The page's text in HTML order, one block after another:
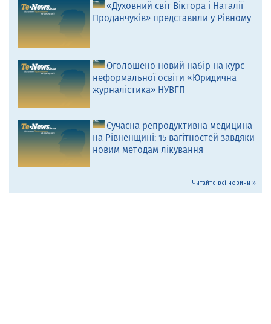
«Духовний світ Віктора і Наталії
Проданчуків» представили у Рівному
Оголошено новий набір на курс
неформальної освіти «Юридична
журналістика» НУВГП
Сучасна репродуктивна медицина
на Рівненщині: 15 вагітностей завдяки
новим методам лікування
Читайте всі новини »